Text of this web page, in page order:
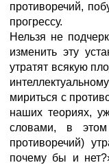
противоречий,
прогрессу.
Нельзя не
изменить эту
утратят всякую
мириться с
наших теориях,
словами, в
противоречий)
почему бы и